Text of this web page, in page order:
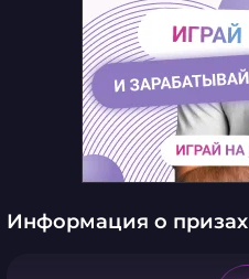
Информация о призах